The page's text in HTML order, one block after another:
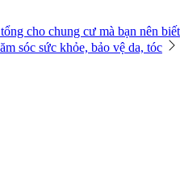
cho chung cư mà bạn nên biết
sóc sức khỏe, bảo vệ da, tóc